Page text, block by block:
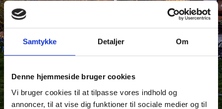
Samtykke Detaljer Om
Denne hjemmeside bruger cookies
Vi bruger cookies til at tilpasse vores indhold og
annoncer, til at vise dig funktioner til sociale medier og til
råvarer